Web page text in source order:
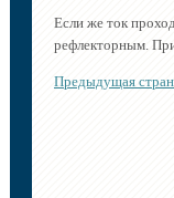
Если же ток
рефлекторным.
Предыдущая